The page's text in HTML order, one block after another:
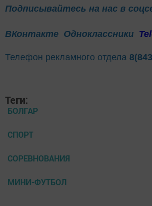
Подписывайтесь на нас в
ВКонтакте Одноклассники
Телефон рекламного отдела
Теги:
БОЛГАР
СПОРТ
СОРЕВНОВАНИЯ
МИНИ-ФУТБОЛ